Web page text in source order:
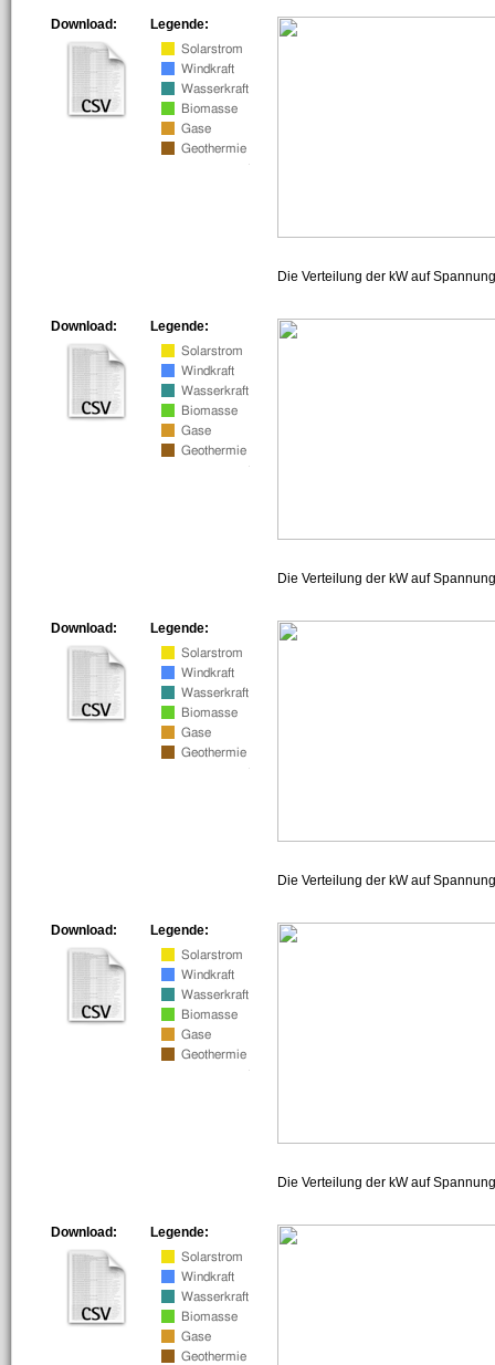
Legende:
Download:
Die Verteilung der kW auf
Legende:
Download:
Die Verteilung der kW auf
Legende:
Download:
Die Verteilung der kW auf
Legende:
Download:
Die Verteilung der kW auf
Legende:
Download: